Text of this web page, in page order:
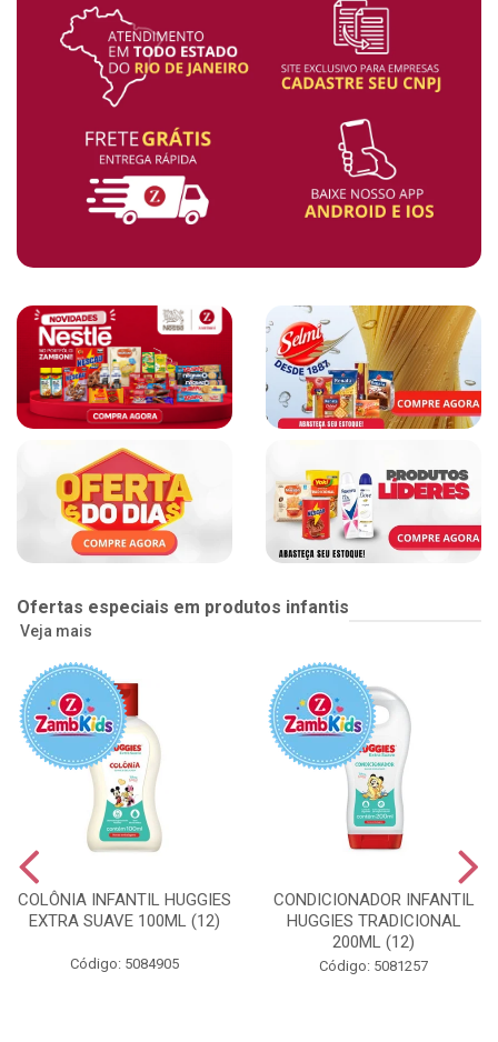
Ofertas especiais em produtos infantis
Veja mais
COLÔNIA INFANTIL HUGGIES
EXTRA SUAVE 100ML (12)
Código: 5084905
CONDICIONADOR INFANTIL
HUGGIES TRADICIONAL
200ML (12)
Código: 5081257